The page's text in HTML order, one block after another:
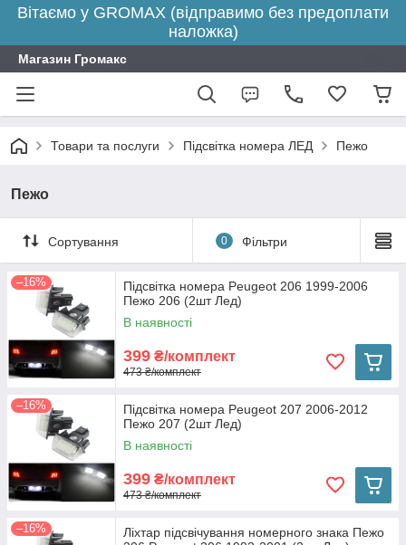
Вітаємо у GROMAX (відправимо без предоплати
наложка)
Магазин Громакс
Товари та послуги Підсвітка номера ЛЕД Пежо
Пежо
Сортування 0 Фільтри
–16%
Підсвітка номера Peugeot 206 1999-2006
Пежо 206 (2шт Лед)
В наявності
399 ₴/комплект
473 ₴/комплект
–16%
Підсвітка номера Peugeot 207 2006-2012
Пежо 207 (2шт Лед)
В наявності
399 ₴/комплект
473 ₴/комплект
–16%
Ліхтар підсвічування номерного знака Пежо